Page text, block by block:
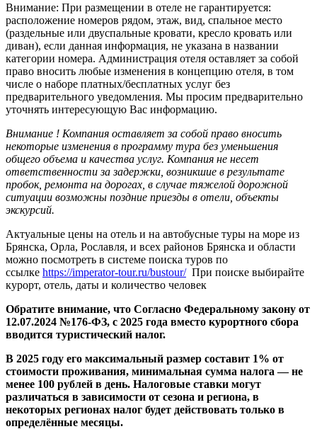
Внимание: При размещении в отеле не гарантируется:
расположение номеров рядом, этаж, вид, спальное место
(раздельные или двуспальные кровати, кресло кровать или
диван), если данная информация, не указана в названии
категории номера. Администрация отеля оставляет за собой
право вносить любые изменения в концепцию отеля, в том
числе о наборе платных/бесплатных услуг без
предварительного уведомления. Мы просим предварительно
уточнять интересующую Вас информацию.
Внимание ! Компания оставляет за собой право вносить
некоторые изменения в программу тура без уменьшения
общего объема и качества услуг. Компания не несет
ответственности за задержки, возникшие в результате
пробок, ремонта на дорогах, в случае тяжелой дорожной
ситуации возможны поздние приезды в отели, объекты
экскурсий.
Актуальные цены на отель и на автобусные туры на море из
Брянска, Орла, Рославля, и всех районов Брянска и области
можно посмотреть в системе поиска туров по
ссылке https://imperator-tour.ru/bustour/При поиске выбирайте
курорт, отель, даты и количество человек
Обратите внимание, что Согласно Федеральному закону от
12.07.2024 №176-ФЗ, с 2025 года вместо курортного сбора
вводится туристический налог.
В 2025 году его максимальный размер составит 1% от
стоимости проживания, минимальная сумма налога — не
менее 100 рублей в день. Налоговые ставки могут
различаться в зависимости от сезона и региона, в
некоторых регионах налог будет действовать только в
определённые месяцы.